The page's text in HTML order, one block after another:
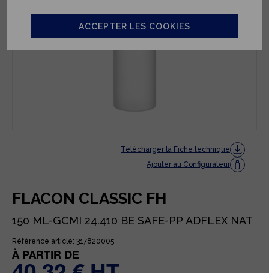
Télécharger la Fiche technique
Ajouter au Configurateur
FLACON CLASSIC FH
150 ML-GCMI 24.410 BE SAFE-PP ADFLEX NAT
Référence article: 317820005
À PARTIR DE
ACCEPTER LES COOKIES